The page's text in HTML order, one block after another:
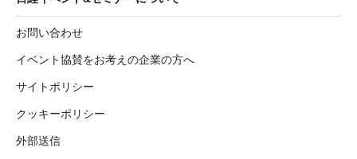
お問い合わせ
イベント協賛をお考えの企業の方へ
サイトポリシー
クッキーポリシー
外部送信